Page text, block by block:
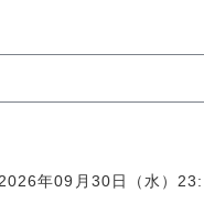
年09月30日（水）23: